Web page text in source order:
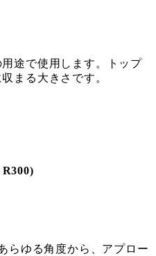
途で使用します。トップ
まる大きさです。
らゆる角度から、アプロー